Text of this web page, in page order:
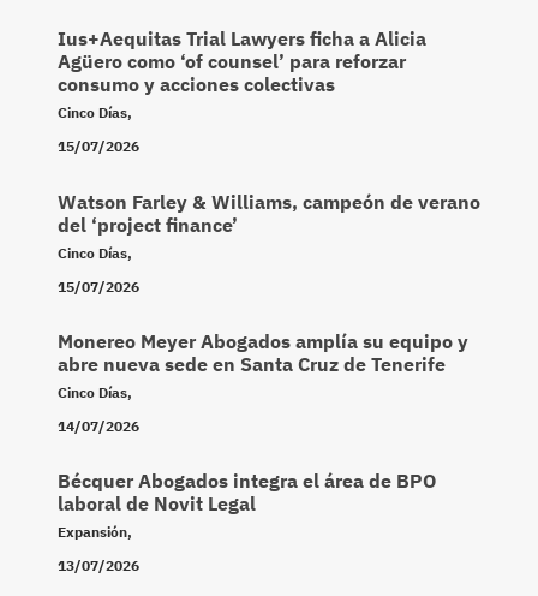
Ius+Aequitas Trial Lawyers ficha a Alicia
Agüero como ‘of counsel’ para reforzar
consumo y acciones colectivas
Cinco Días,
15/07/2026
Watson Farley & Williams, campeón de verano
del ‘project finance’
Cinco Días,
15/07/2026
Monereo Meyer Abogados amplía su equipo y
abre nueva sede en Santa Cruz de Tenerife
Cinco Días,
14/07/2026
Bécquer Abogados integra el área de BPO
laboral de Novit Legal
Expansión,
13/07/2026